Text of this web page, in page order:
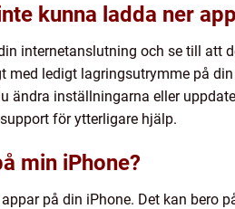
kunna ladda ner
internetanslutning och se till att
ledigt lagringsutrymme på
ändra inställningarna eller
för ytterligare hjälp.
min iPhone?
på din iPhone. Det kan bero